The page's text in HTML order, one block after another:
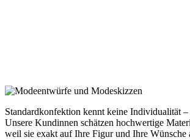
Standardkonfektion kennt keine Individualität
Unsere Kundinnen schätzen hochwertige
weil sie exakt auf Ihre Figur und Ihre Wünsche